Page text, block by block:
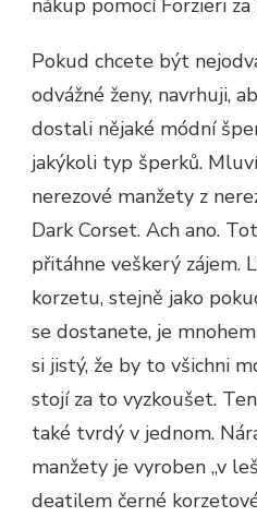
nákup pomocí Forzieri
Pokud chcete být
odvážné ženy, navrhuji,
dostali nějaké módní
jakýkoli typ šperků.
nerezové manžety z
Dark Corset. Ach ano.
přitáhne veškerý zájem.
korzetu, stejně jako
se dostanete, je
si jistý, že by to všichni
stojí za to vyzkoušet.
také tvrdý v jednom.
manžety je vyroben „v
deatilem černé